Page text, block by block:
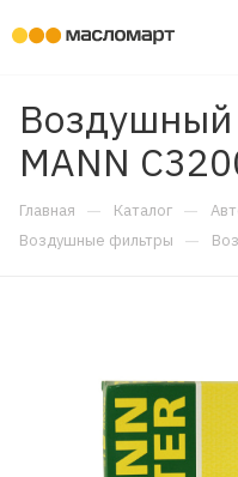
MANN
Главная — Каталог —
Воздушные фильтры —